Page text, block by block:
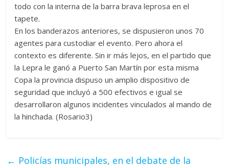
todo con la interna de la barra brava leprosa en el
tapete.
En los banderazos anteriores, se dispusieron unos 70
agentes para custodiar el evento. Pero ahora el
contexto es diferente. Sin ir más lejos, en el partido que
la Lepra le ganó a Puerto San Martín por esta misma
Copa la provincia dispuso un amplio dispositivo de
seguridad que incluyó a 500 efectivos e igual se
desarrollaron algunos incidentes vinculados al mando de
la hinchada. (Rosario3)
← Policías municipales, en el debate de la